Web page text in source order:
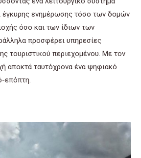
έγκυρης ενημέρωσης τόσο των δομών
όσο και των ίδιων των
προσφέρει υπηρεσίες
τουριστικού περιεχομένου. Με τον
αποκτά ταυτόχρονα ένα ψηφιακό
επόπτη.